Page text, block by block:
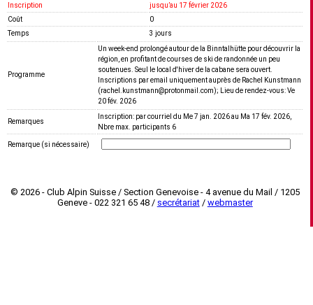
Inscription
jusquʼau 17 février 2026
Coût
0
Temps
3 jours
Programme
Un week-end prolongé autour de la Binntalhütte pour découvrir la
région, en profitant de courses de ski de randonnée un peu
soutenues. Seul le local d'hiver de la cabane sera ouvert.
Inscriptions par email uniquement auprès de Rachel Kunstmann
(rachel.kunstmann@protonmail.com); Lieu de rendez-vous: Ve
20 fév. 2026
Remarques
Inscription: par courriel du Me 7 jan. 2026 au Ma 17 fév. 2026,
Nbre max. participants 6
Remarque (si nécessaire)
© 2026 - Club Alpin Suisse / Section Genevoise - 4 avenue du Mail / 1205
Geneve - 022 321 65 48 / secrétariat/ webmaster